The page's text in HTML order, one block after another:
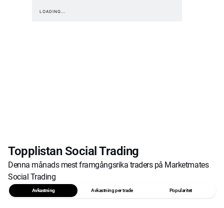
Topplistan Social Trading
Denna månads mest framgångsrika traders på Marketmates
Social Trading
Avkastning Avkastning per trade Popularitet